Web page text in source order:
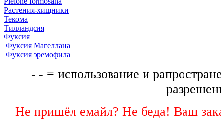
Растения-хищники
Текома
Тилландсия
Фуксия
Фуксия Магеллана
Фуксия эремофила
- - = использование и
Не пришёл емайл? Не беда! Ваш